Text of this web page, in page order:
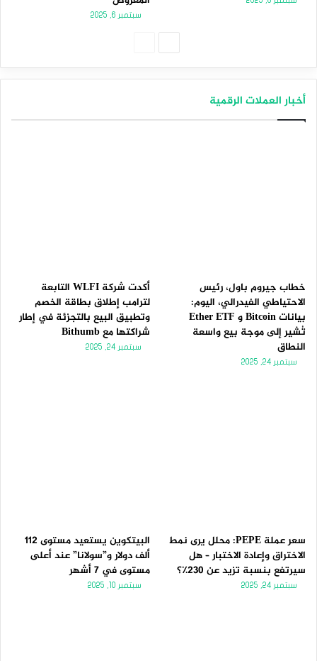
سبتمبر 6, 2025
أخبار العملات الرقمية
خطاب جيروم باول، رئيس
الاحتياطي الفيدرالي، اليوم:
بيانات Bitcoin و Ether ETF
تُشير إلى موجة بيع واسعة
النطاق
سبتمبر 24, 2025
أكدت شركة WLFI التابعة
لترامب إطلاق بطاقة الخصم
وتطبيق البيع بالتجزئة في إطار
شراكتها مع Bithumb
سبتمبر 24, 2025
سعر عملة PEPE: محلل يرى نمط
الاختراق وإعادة الاختبار – هل
سيرتفع بنسبة تزيد عن 230٪؟
سبتمبر 24, 2025
البيتكوين يستعيد مستوى 112
ألف دولار و”سولانا” عند أعلى
مستوى في 7 أشهر
سبتمبر 10, 2025